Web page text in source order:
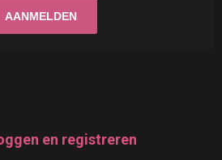
en registreren